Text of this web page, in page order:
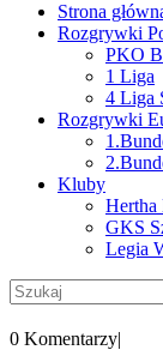
Strona
Rozgrywki
PKO
1 Liga
4 Liga
Rozgrywki
Kluby
Hertha
GKS
Legia
Close
Menu
Szukaj:
Account
0 Komentarzy|